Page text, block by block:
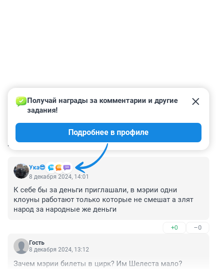
КОММЕНТАРИИ 2
Ука😎
Получай награды за комментарии и другие
задания!
Подробнее в профиле
8 декабря 2024, 14:01
К себе бы за деньги приглашали, в мэрии одни
клоуны работают только которые не смешат а злят
народ за народные же деньги
+0 –0
Гость
8 декабря 2024, 13:12
Зачем мэрии билеты в цирк? Им Шелеста мало?